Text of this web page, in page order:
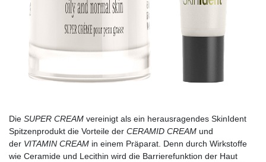
Die SUPER CREAM vereinigt als ein herausragendes SkinIdent
Spitzenprodukt die Vorteile der CERAMID CREAM und
der VITAMIN CREAM in einem Präparat. Denn durch Wirkstoffe
wie Ceramide und Lecithin wird die Barrierefunktion der Haut